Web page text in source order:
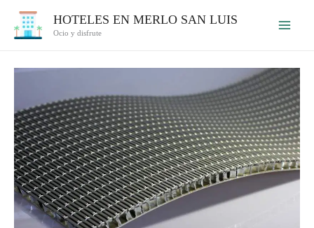
HOTELES EN MERLO SAN LUIS
Ocio y disfrute